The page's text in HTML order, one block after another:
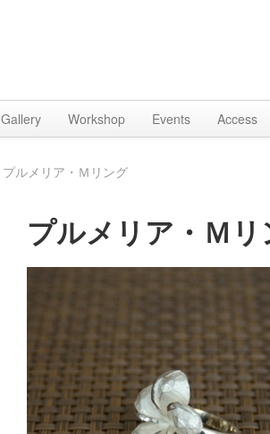
Gallery Workshop Events Access
プルメリア・Ｍリング
プルメリア・Ｍ